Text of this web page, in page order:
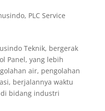
, PLC Service
Teknik, bergerak
Panel, yang lebih
air, pengolahan
berjalannya waktu
bidang industri